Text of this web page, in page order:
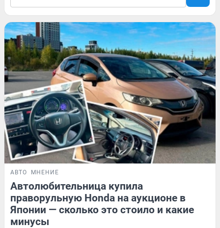
АВТО МНЕНИЕ
Автолюбительница купила
праворульную Honda на аукционе в
Японии — сколько это стоило и какие
минусы